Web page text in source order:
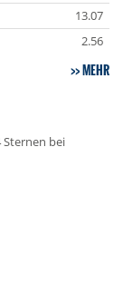
13.07
2.56
MEHR
Sternen bei